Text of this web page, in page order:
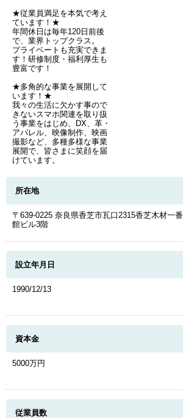
★従業員満足を本気で考え
ています！★
年間休日は毎年120日前後
で、業界トップクラス。
プライベートも充実できま
す！研修制度・福利厚生も
豊富です！
★多角的な事業を展開して
います！★
我々の生活に欠かす事ので
きないスマホ関連を取り扱
う事業をはじめ、DX、革・
アパレル、映像制作、映画
撮影など、多種多様な事業
展開で、皆さまに笑顔を届
けています。
所在地
〒639-0225 奈良県香芝市瓦口2315香芝木材一番
館ビル3階
設立年月日
1990/12/13
資本金
5000万円
従業員数